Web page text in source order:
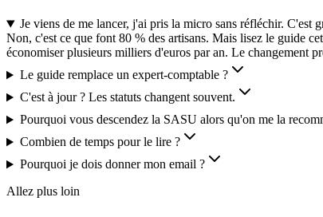
Je viens de me lancer, j'ai pris la micro sans réfléchir. C'est
Non, c'est ce que font 80 % des artisans. Mais lisez le guide
économiser plusieurs milliers d'euros par an. Le changement
Le guide remplace un expert-comptable ?
C'est à jour ? Les statuts changent souvent.
Pourquoi vous descendez la SASU alors qu'on me la
Combien de temps pour le lire ?
Pourquoi je dois donner mon email ?
Allez plus loin